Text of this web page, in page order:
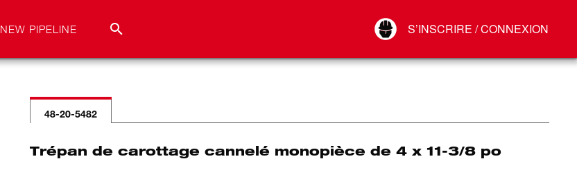
NEW PIPELINE S’INSCRIRE / CONNEXION
Connect
48-20-5482
Trépan de carottage cannelé monopièce de 4 x 11-3/8 po